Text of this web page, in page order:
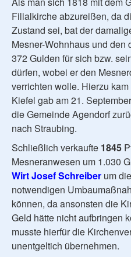
Filialkirche abzureißen, da
Zustand sei, bat der
Mesner-Wohnhaus und den
372 Gulden für sich bzw.
dürfen, wobei er den
verrichten wolle. Hierzu
Kiefel gab am 21.
die Gemeinde Agendorf
nach Straubing.
Schließlich verkaufte 1845
Mesneranwesen um 1.030
Wirt Josef Schreiber um
notwendigen
können, da ansonsten die
Geld hätte nicht aufbringen
musste hierfür die
unentgeltich übernehmen.